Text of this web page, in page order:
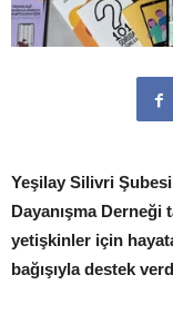
Yeşilay Silivri
Dayanışma Derneği
yetişkinler için
bağışıyla destek